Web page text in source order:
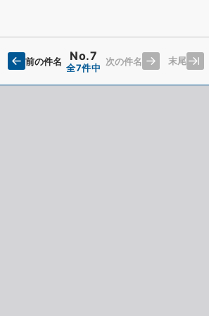
前の件名 No.7
全7件中
次の件名 末尾